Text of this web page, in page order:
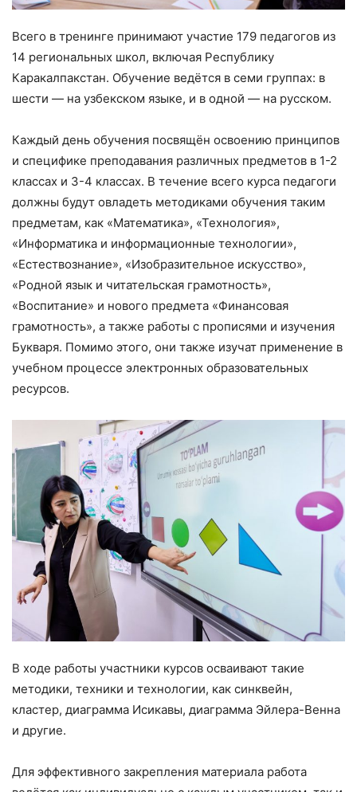
Всего в тренинге принимают участие 179 педагогов из
14 региональных школ, включая Республику
Каракалпакстан. Обучение ведётся в семи группах: в
шести — на узбекском языке, и в одной — на русском.
Каждый день обучения посвящён освоению принципов
и специфике преподавания различных предметов в 1-2
классах и 3-4 классах. В течение всего курса педагоги
должны будут овладеть методиками обучения таким
предметам, как «Математика», «Технология»,
«Информатика и информационные технологии»,
«Естествознание», «Изобразительное искусство»,
«Родной язык и читательская грамотность»,
«Воспитание» и нового предмета «Финансовая
грамотность», а также работы с прописями и изучения
Букваря. Помимо этого, они также изучат применение в
учебном процессе электронных образовательных
ресурсов.
В ходе работы участники курсов осваивают такие
методики, техники и технологии, как синквейн,
кластер, диаграмма Исикавы, диаграмма Эйлера-Венна
и другие.
Для эффективного закрепления материала работа